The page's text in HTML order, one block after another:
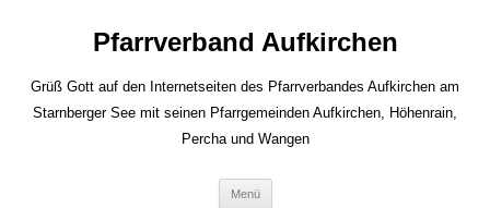
Pfarrverband Aufkirchen
Grüß Gott auf den Internetseiten des Pfarrverbandes Aufkirchen am
Starnberger See mit seinen Pfarrgemeinden Aufkirchen, Höhenrain,
Percha und Wangen
Menü